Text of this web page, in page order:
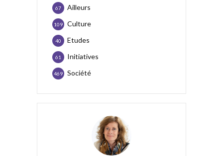
Ailleurs
67
Culture
109
Etudes
40
Initiatives
61
Société
469